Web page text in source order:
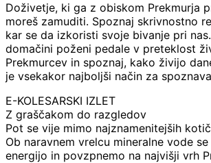
Doživetje, ki ga z obiskom Prekmurja
moreš zamuditi. Spoznaj skrivnostno
kar se da izkoristi svoje bivanje pri
domačini poženi pedale v preteklost
Prekmurcev in spoznaj, kako živijo
je vsekakor najboljši način za
E-KOLESARSKI IZLET
Z graščakom do razgledov
Pot se vije mimo najznamenitejših
Ob naravnem vrelcu mineralne vode
energijo in povzpnemo na najvišji vrh